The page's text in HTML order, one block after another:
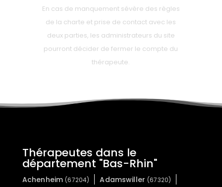
En cas de manquement sévère des règles
de la charte et prise de contact avec les
deux parties, les administrateurs du site
pourront décider de fermer le compte du
thérapeute.
Thérapeutes dans le
département "Bas-Rhin"
Achenheim (67204) Adamswiller (67320)